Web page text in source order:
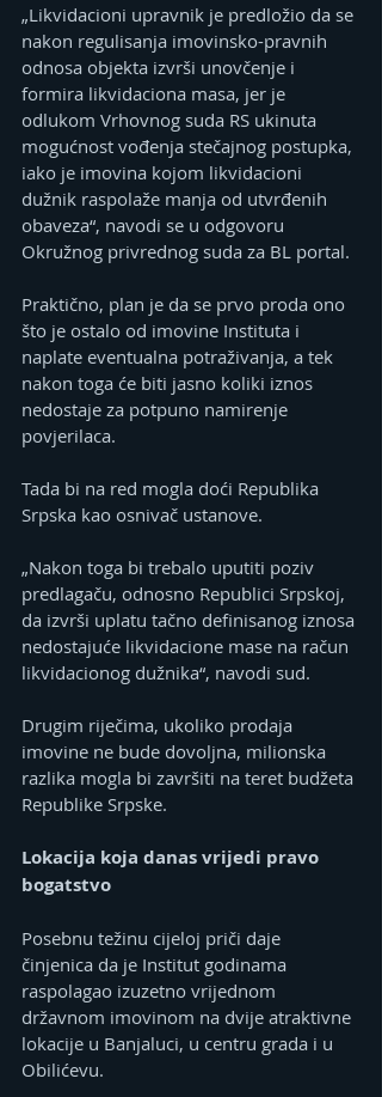
„Likvidacioni upravnik je predložio da se
nakon regulisanja imovinsko-pravnih
odnosa objekta izvrši unovčenje i
formira likvidaciona masa, jer je
odlukom Vrhovnog suda RS ukinuta
mogućnost vođenja stečajnog postupka,
iako je imovina kojom likvidacioni
dužnik raspolaže manja od utvrđenih
obaveza“, navodi se u odgovoru
Okružnog privrednog suda za BL portal.
Praktično, plan je da se prvo proda ono
što je ostalo od imovine Instituta i
naplate eventualna potraživanja, a tek
nakon toga će biti jasno koliki iznos
nedostaje za potpuno namirenje
povjerilaca.
Tada bi na red mogla doći Republika
Srpska kao osnivač ustanove.
„Nakon toga bi trebalo uputiti poziv
predlagaču, odnosno Republici Srpskoj,
da izvrši uplatu tačno definisanog iznosa
nedostajuće likvidacione mase na račun
likvidacionog dužnika“, navodi sud.
Drugim riječima, ukoliko prodaja
imovine ne bude dovoljna, milionska
razlika mogla bi završiti na teret budžeta
Republike Srpske.
Lokacija koja danas vrijedi pravo
bogatstvo
Posebnu težinu cijeloj priči daje
činjenica da je Institut godinama
raspolagao izuzetno vrijednom
državnom imovinom na dvije atraktivne
lokacije u Banjaluci, u centru grada i u
Obilićevu.